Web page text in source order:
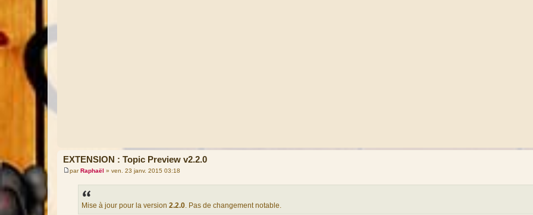
EXTENSION : Topic Preview v2.2.0
M
parRaphaël » ven. 23 janv. 2015 03:18
Mise à jour pour la version 2.2.0. Pas de changement notable.